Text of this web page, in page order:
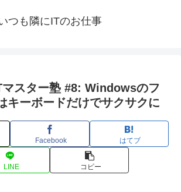
つも隣にITのお仕事
マスター塾 #8: Windowsのフ
キーボードだけでサクサクに
Facebook はてブ
LINE コピー